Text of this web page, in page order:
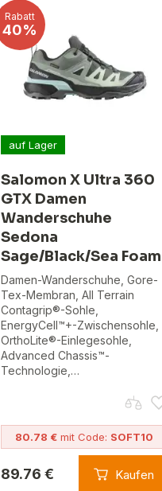
Rabatt
40%
auf Lager
Salomon X Ultra 360
GTX Damen
Wanderschuhe
Sedona
Sage/Black/Sea Foam
Damen-Wanderschuhe, Gore-
Tex-Membran, All Terrain
Contagrip®-Sohle,
EnergyCell™+-Zwischensohle,
OrthoLite®-Einlegesohle,
Advanced Chassis™-
Technologie,…
80.78 € mit Code: SOFT10
89.76 € Kaufen